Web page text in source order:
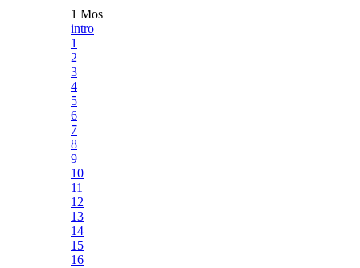
1 Mos
intro
1
2
3
4
5
6
7
8
9
10
11
12
13
14
15
16